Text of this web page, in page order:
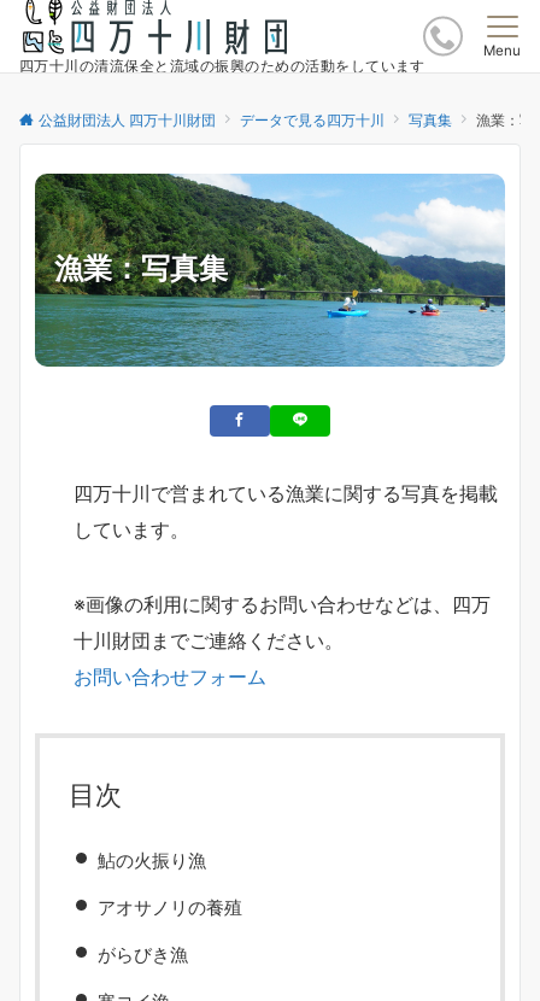
四万十川の清流保全と流域の振興のための活動をしています
Menu
公益財団法人 四万十川財団 データで見る四万十川 写真集 漁業：写
漁業：写真集
四万十川で営まれている漁業に関する写真を掲載
しています。
※画像の利用に関するお問い合わせなどは、四万
十川財団までご連絡ください。
お問い合わせフォーム
目次
鮎の火振り漁
アオサノリの養殖
がらびき漁